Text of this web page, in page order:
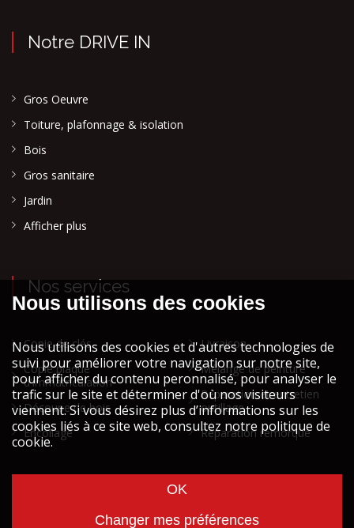
Notre DRIVE IN
Gros Oeuvre
Toiture, plafonnage & isolation
Bois
Gros sanitaire
Jardin
Afficher plus
Nos services
Copie de clés
Copie plaque
d'immatriculation
Découpe de bois
Encollage
Livraison
Mélange de peinture
Réparation et entretien
outillage
Réparation remorque
Mentions légales STOCK ATH